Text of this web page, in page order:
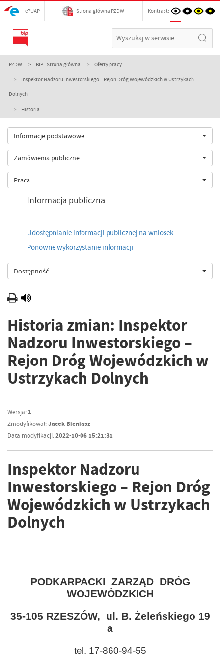
ePUAP Strona główna PZDW Kontrast:
PZDW BIP - Strona główna Oferty pracy
Inspektor Nadzoru Inwestorskiego – Rejon Dróg Wojewódzkich w Ustrzykach
Dolnych
Historia
Informacje podstawowe
Zamówienia publiczne
Praca
Informacja publiczna
Udostępnianie informacji publicznej na wniosek
Ponowne wykorzystanie informacji
Dostępność
Historia zmian: Inspektor
Nadzoru Inwestorskiego –
Rejon Dróg Wojewódzkich w
Ustrzykach Dolnych
Wersja: 1
Zmodyfikował:Jacek Bieniasz
Data modyfikacji:2022-10-06 15:21:31
Inspektor Nadzoru
Inwestorskiego – Rejon Dróg
Wojewódzkich w Ustrzykach
Dolnych
PODKARPACKI ZARZĄD DRÓG
WOJEWÓDZKICH
35-105 RZESZÓW, ul. B. Żeleńskiego 19
a
tel. 17-860-94-55